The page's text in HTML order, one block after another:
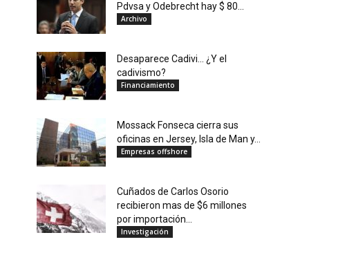
Pdvsa y Odebrecht hay $ 80...
Archivo
Desaparece Cadivi… ¿Y el
cadivismo?
Financiamiento
Mossack Fonseca cierra sus
oficinas en Jersey, Isla de Man y...
Empresas offshore
Cuñados de Carlos Osorio
recibieron mas de $6 millones
por importación...
Investigación